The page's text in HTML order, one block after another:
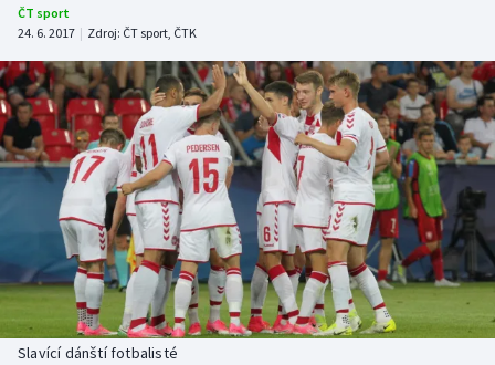
Atletika
Cyklistika
DALŠÍ SPORTY
Americký fotbal
Baseball a softbal
Basketbal
Biatlon
NEPŘEHLÉDNĚTE
Soutěže
Historické návraty
Aplikace ČT sport
ČT sport
24. 6. 2017 | Zdroj: ČT sport, ČTK
Slavící dánští fotbalisté